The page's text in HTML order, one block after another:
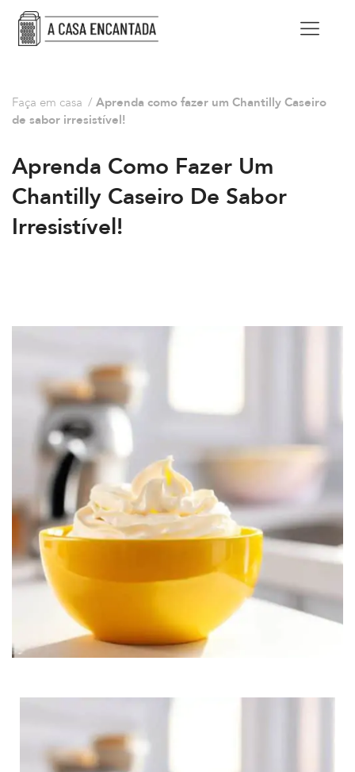
Faça em casa / Aprenda como fazer um Chantilly Caseiro
de sabor irresistível!
Aprenda Como Fazer Um
Chantilly Caseiro De Sabor
Irresistível!